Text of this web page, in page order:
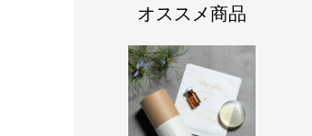
オススメ商品